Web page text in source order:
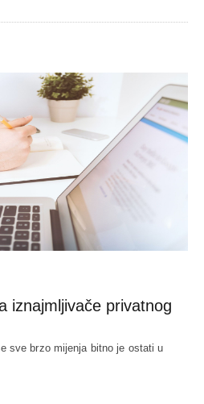
iznajmljivače privatnog
sve brzo mijenja bitno je ostati u